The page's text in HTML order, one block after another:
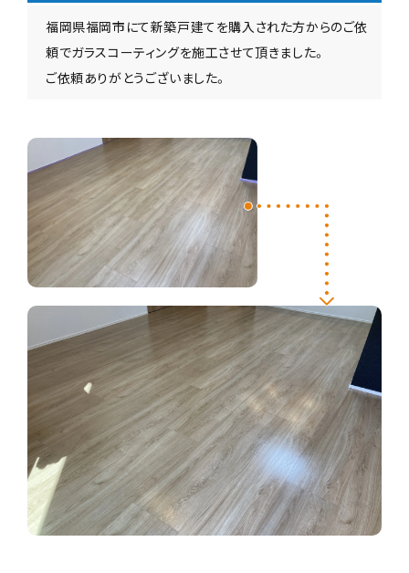
福岡県福岡市にて新築戸建てを購入された方からのご依
頼でガラスコーティングを施工させて頂きました。
ご依頼ありがとうございました。